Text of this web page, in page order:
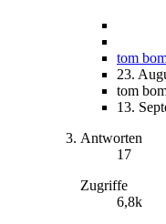
tom
23.
tom
13.
Antworten
17
Zugriffe
6,8k